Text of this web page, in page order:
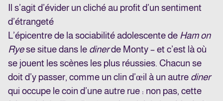
Il s’agit d’évider un cliché au profit d’un sentiment
d’étrangeté
L’épicentre de la sociabilité adolescente de Ham on
Ryese situe dans le dinerde Monty – et c’est là où
se jouent les scènes les plus réussies. Chacun se
doit d’y passer, comme un clin d’œil à un autre diner
qui occupe le coin d’une autre rue : non pas, cette